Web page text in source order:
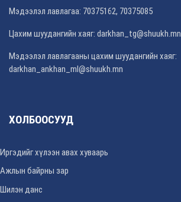
Мэдээлэл лавлагаа: 70375162, 70375085
Цахим шуудангийн хаяг: darkhan_tg@shuukh.mn
Мэдээлэл лавлагааны цахим шуудангийн хаяг:
darkhan_ankhan_ml@shuukh.mn
ХОЛБООСУУД
Иргэдийг хүлээн авах хуваарь
Ажлын байрны зар
Шилэн данс